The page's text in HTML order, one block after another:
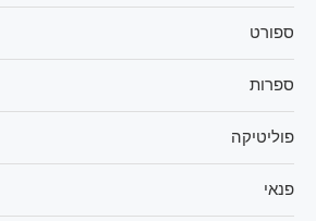
ספורט
ספרות
פוליטיקה
פנאי